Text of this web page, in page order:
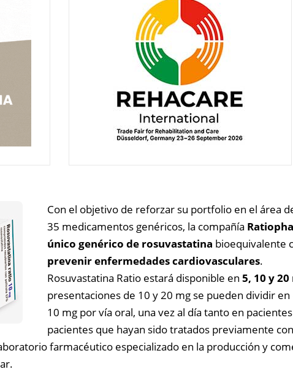
Con el objetivo de reforzar su portfolio en el área
35 medicamentos genéricos, la compañía
único genérico de rosuvastatina bioequivalente
prevenir enfermedades cardiovasculares.
Rosuvastatina Ratio estará disponible en 5, 10 y 20
presentaciones de 10 y 20 mg se pueden dividir
10 mg por vía oral, una vez al día tanto en
pacientes que hayan sido tratados previamente
farmacéutico especializado en la producción y